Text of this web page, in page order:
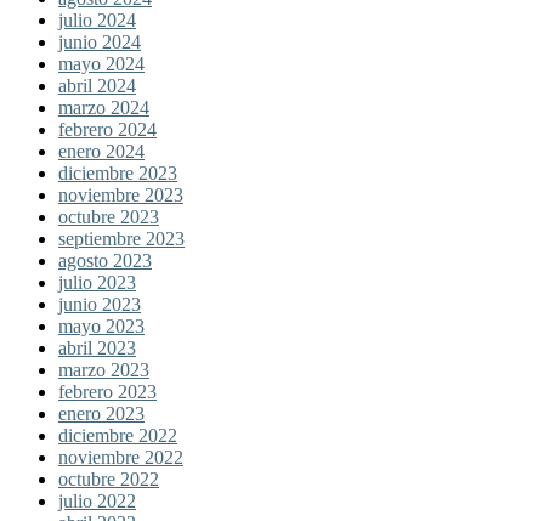
julio 2024
junio 2024
mayo 2024
abril 2024
marzo 2024
febrero 2024
enero 2024
diciembre 2023
noviembre 2023
octubre 2023
septiembre 2023
agosto 2023
julio 2023
junio 2023
mayo 2023
abril 2023
marzo 2023
febrero 2023
enero 2023
diciembre 2022
noviembre 2022
octubre 2022
julio 2022